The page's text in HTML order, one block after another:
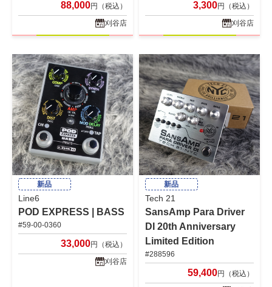
88,000円（税込）
刈谷店
3,300円（税込）
刈谷店
新品
Line6
POD EXPRESS | BASS
#59-00-0360
33,000円（税込）
刈谷店
新品
Tech 21
SansAmp Para Driver
DI 20th Anniversary
Limited Edition
#288596
59,400円（税込）